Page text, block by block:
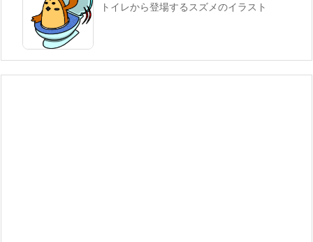
トイレから登場するスズメのイラスト